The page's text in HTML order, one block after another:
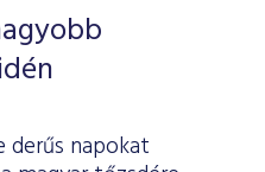
derűs napokat